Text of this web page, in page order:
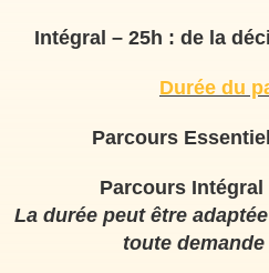
Intégral – 25h : de la
Durée du
Parcours
Parcours Intégral
La durée peut être
toute